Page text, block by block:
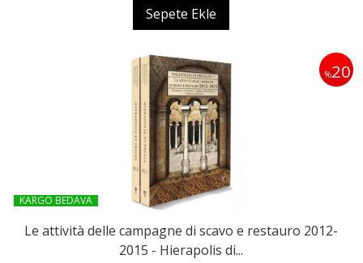
Sepete Ekle
%20
KARGO BEDAVA
Le attività delle campagne di scavo e restauro 2012-
2015 - Hierapolis di...